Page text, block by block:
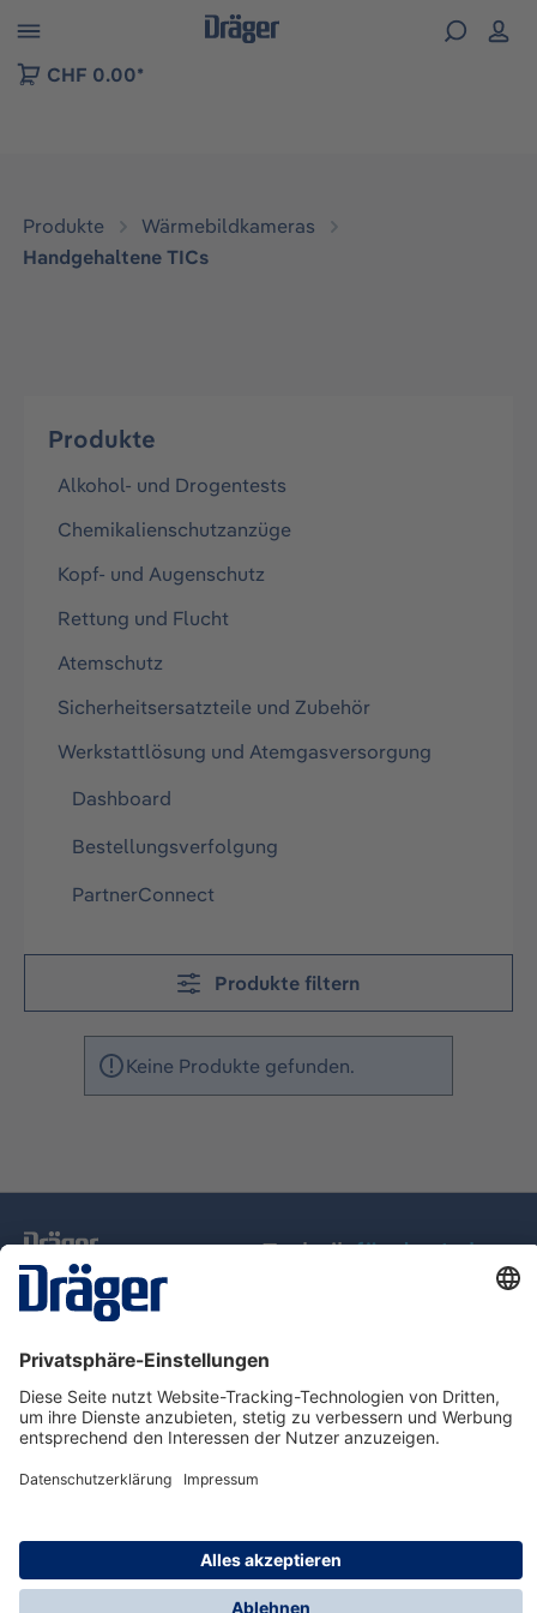
der B2B-Plattform springen
CHF 0.00*
Produkte
Wärmebildkameras
Handgehaltene TICs
Produkte
Alkohol- und Drogentests
Chemikalienschutzanzüge
Kopf- und Augenschutz
Rettung und Flucht
Atemschutz
Sicherheitsersatzteile und Zubehör
Werkstattlösung und Atemgasversorgung
Dashboard
Bestellungsverfolgung
PartnerConnect
Produkte filtern
Keine Produkte gefunden.
Technikfür das Leben
Service-Hotline
Über Dräger
Informationen
© Dräger Schweiz AG, 2025